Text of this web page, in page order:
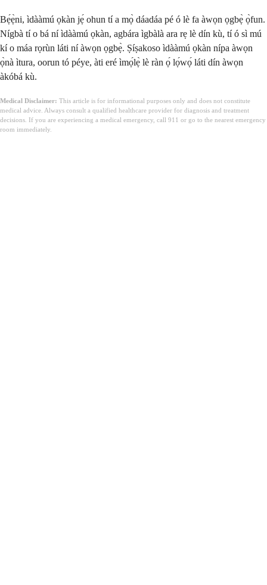
Bẹ́ẹ̀ni, ìdààmú ọkàn jẹ́ ohun tí a mọ̀ dáadáa pé ó lè fa àwọn ọgbẹ̀ ọ̀fun.
Nígbà tí o bá ní ìdààmú ọkàn, agbára ìgbàlà ara rẹ lè dín kù, tí ó sì mú
kí o máa rọrùn láti ní àwọn ọgbẹ̀. Ṣíṣakoso ìdààmú ọkàn nípa àwọn
ọ̀nà ìtura, oorun tó péye, àti eré ìmọ́lẹ̀ lè ràn ọ́ lọ́wọ́ láti dín àwọn
àkóbá kù.
Medical Disclaimer: This article is for informational purposes only and does not constitute
medical advice. Always consult a qualified healthcare provider for diagnosis and treatment
decisions. If you are experiencing a medical emergency, call 911 or go to the nearest emergency
room immediately.